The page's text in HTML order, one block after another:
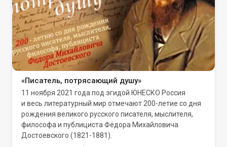
«Писатель, потрясающий душу»
11 ноября 2021 года под эгидой ЮНЕСКО Россия
и весь литературный мир отмечают 200-летие со дня
рождения великого русского писателя, мыслителя,
философа и публициста Фёдора Михайловича
Достоевского (1821-1881).